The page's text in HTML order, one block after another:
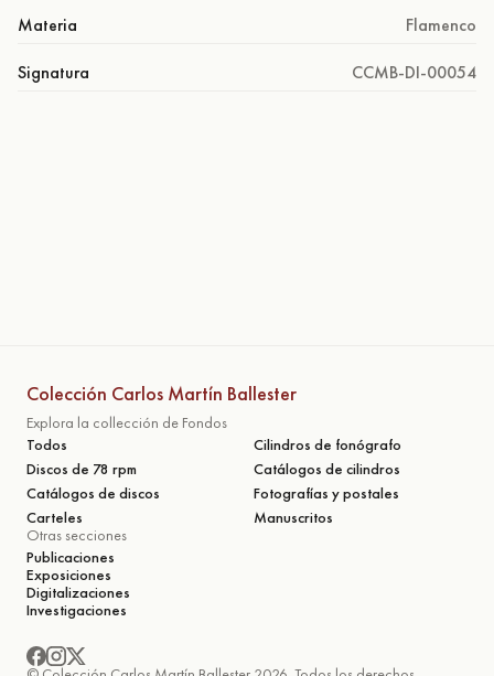
Materia Flamenco
Signatura CCMB-DI-00054
Colección Carlos Martín Ballester
Explora la collección de Fondos
Todos
Cilindros de fonógrafo
Discos de 78 rpm
Catálogos de cilindros
Catálogos de discos
Fotografías y postales
Carteles
Manuscritos
Otras secciones
Publicaciones
Exposiciones
Digitalizaciones
Investigaciones